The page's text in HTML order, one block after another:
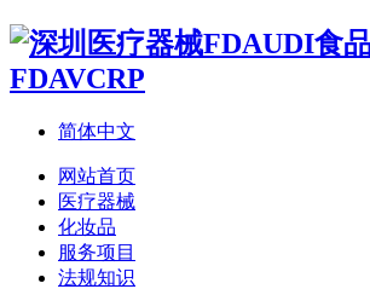
简体中文
网站首页
医疗器械
化妆品
服务项目
法规知识